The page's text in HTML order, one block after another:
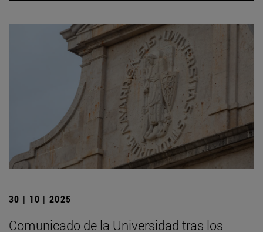
30 | 10 | 2025
Comunicado de la Universidad tras los